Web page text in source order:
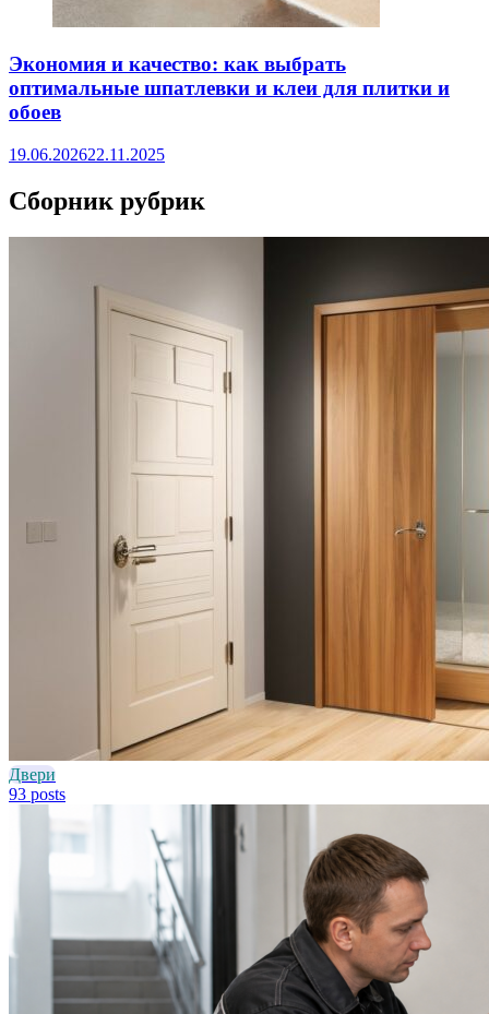
Экономия и качество: как выбрать
оптимальные шпатлевки и клеи для плитки и
обоев
19.06.202622.11.2025
Сборник рубрик
Двери
93 posts